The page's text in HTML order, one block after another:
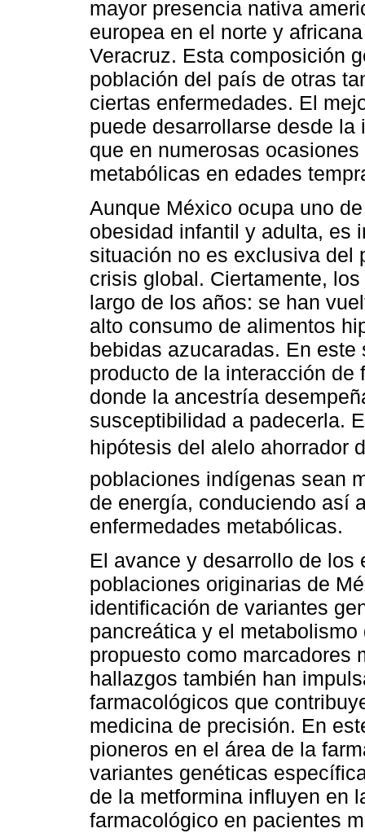
mayor presencia nativa
europea en el norte y
Veracruz. Esta composición
población del país de otras
ciertas enfermedades. El
puede desarrollarse desde
que en numerosas
metabólicas en edades
Aunque México ocupa uno
obesidad infantil y adulta, es
situación no es exclusiva del
crisis global. Ciertamente,
largo de los años: se han
alto consumo de alimentos
bebidas azucaradas. En
producto de la interacción
donde la ancestría
susceptibilidad a padecerla.
hipótesis del alelo ahorrador
poblaciones indígenas sean
de energía, conduciendo así
enfermedades metabólicas.
El avance y desarrollo de
poblaciones originarias de
identificación de variantes
pancreática y el
propuesto como marcadores
hallazgos también han
farmacológicos que
medicina de precisión. En
pioneros en el área de la
variantes genéticas
de la metformina influyen en
farmacológico en pacientes